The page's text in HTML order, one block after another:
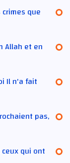
que
Allah et en
Il n'a fait
pas,
qui ont